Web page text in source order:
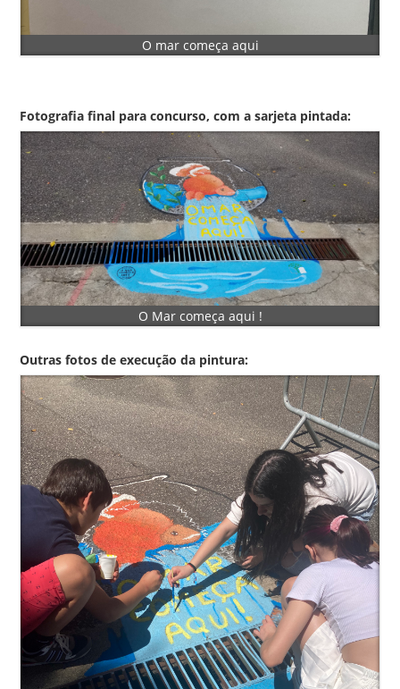
O mar começa aqui
Fotografia final para concurso, com a sarjeta pintada:
O Mar começa aqui !
Outras fotos de execução da pintura: